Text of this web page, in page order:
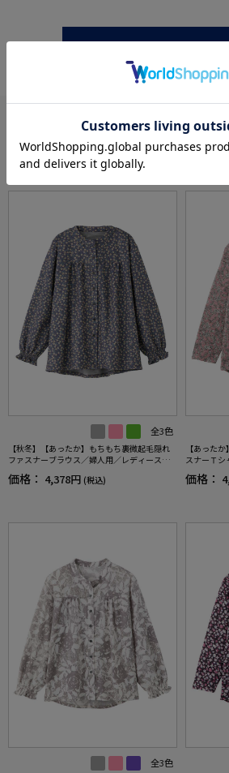
more
あなたへのおす
RECOMMEND ITEM
全3色
【秋冬】【あったか】もちもち裏微起毛隠れ
ファスナーブラウス／婦人用／レディース／
高齢者／シニア／後ろ長め／名前記入欄付／
のびのび／ゆったり／おしゃれ／ギフト／プ
価格： 4,378円 (税込)
【あった
スナーＴシ
者／シニア
記入欄付／
価格：
全3色